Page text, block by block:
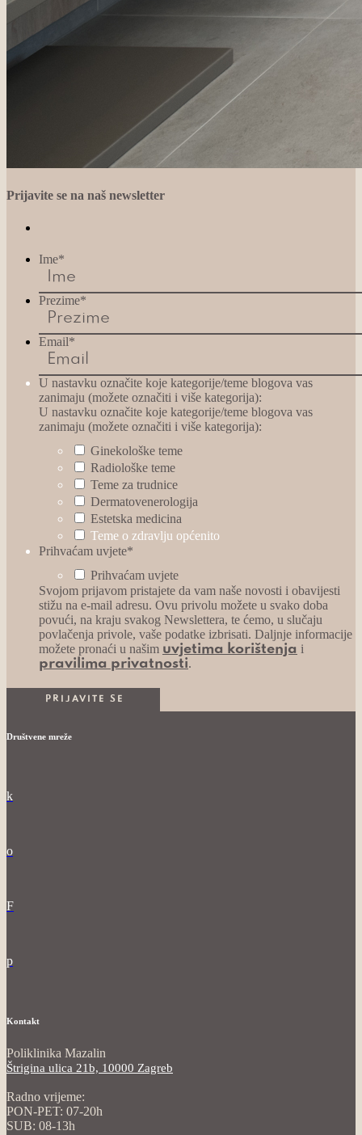
Prijavite se na naš newsletter
Ime*
Prezime*
Email*
U nastavku označite koje kategorije/teme blogova vas
zanimaju (možete označiti i više kategorija):
U nastavku označite koje kategorije/teme blogova vas
zanimaju (možete označiti i više kategorija):
Ginekološke teme
Radiološke teme
Teme za trudnice
Dermatovenerologija
Estetska medicina
Teme o zdravlju općenito
Prihvaćam uvjete*
Prihvaćam uvjete
Svojom prijavom pristajete da vam naše novosti i obavijesti
stižu na e-mail adresu. Ovu privolu možete u svako doba
povući, na kraju svakog Newslettera, te ćemo, u slučaju
povlačenja privole, vaše podatke izbrisati. Daljnje informacije
možete pronaći u našim uvjetima korištenja i
pravilima privatnosti.
Društvene mreže
k
o
F
p
Kontakt
Poliklinika Mazalin
Štrigina ulica 21b, 10000 Zagreb
Radno vrijeme:
PON-PET: 07-20h
SUB: 08-13h